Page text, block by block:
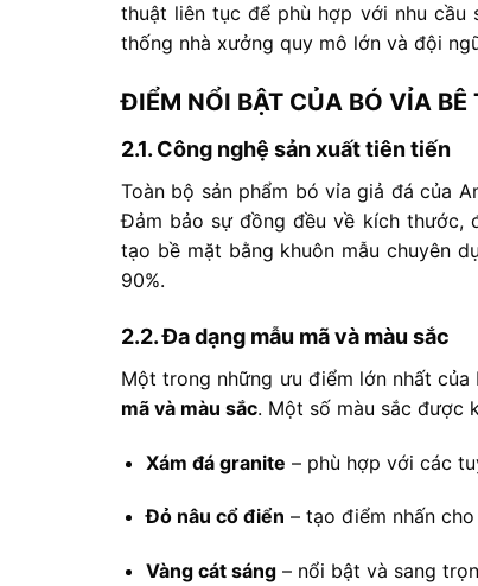
thuật liêntụcđể phù hợp với nhu cầu
thống nhà xưởng quy mô lớn và đội
ĐIỂM NỔI BẬT CỦA BÓ VỈA BÊ
2.1. Công nghệ sảnxuấttiêntiến
Toàn bộ sản phẩm bóvỉagiả đácủa
Đảm bảo sựđồngđềuvề kích thước,
tạo bề mặt bằng khuôn mẫuchuyên
90%.
2.2.Đadạng mẫu mãvà màu sắc
Mộttrong những ưu điểm lớn nhấtcủa
mã và màu sắc. Một số màu sắc được
Xám đá granite – phù hợp với các
Đỏ nâu cổ điển – tạo điểm nhấn cho
Vàng cát sáng– nổi bật và sang